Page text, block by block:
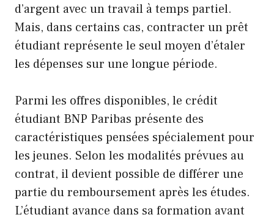
d’argent avec un travail à temps partiel.
Mais, dans certains cas, contracter un prêt
étudiant représente le seul moyen d’étaler
les dépenses sur une longue période.
Parmi les offres disponibles, le crédit
étudiant BNP Paribas présente des
caractéristiques pensées spécialement pour
les jeunes. Selon les modalités prévues au
contrat, il devient possible de différer une
partie du remboursement après les études.
L’étudiant avance dans sa formation avant